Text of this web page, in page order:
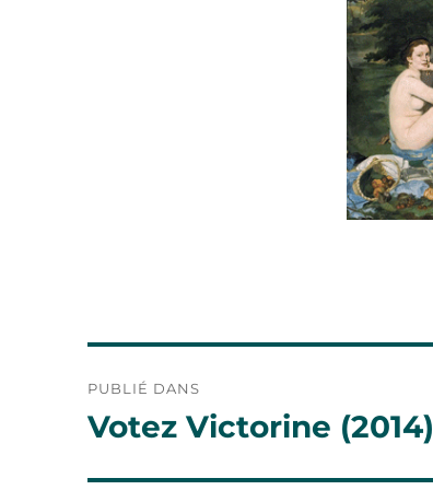
de
PUBLIÉ DANS
Votez Victorine (2014)